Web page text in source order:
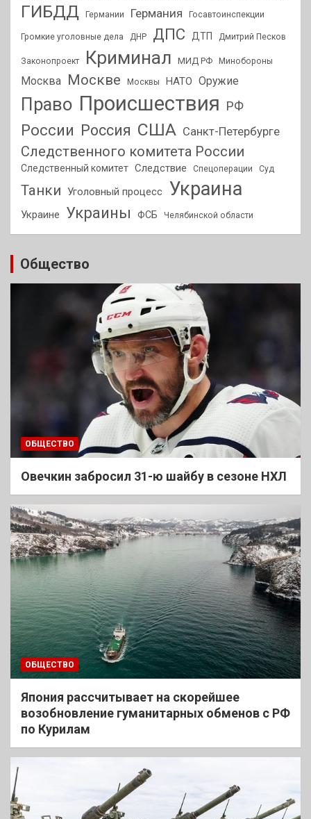
ГИБДД Германии Германия Госавтоинспекции
Громкие уголовные дела ДНР ДПС ДТП Дмитрий Песков
Законопроект Криминал МИД РФ Минобороны
Москва Москве Москвы НАТО Оружие
Право Происшествия РФ
России Россия США Санкт-Петербурге
Следственного комитета России
Следственный комитет Следствие Спецоперации Суд
Танки Уголовный процесс Украина
Украине Украины ФСБ Челябинской области
Общество
ОБЩЕСТВО
Овечкин забросил 31-ю шайбу в сезоне НХЛ
ОБЩЕСТВО
Япония рассчитывает на скорейшее
возобновление гуманитарных обменов с РФ
по Курилам